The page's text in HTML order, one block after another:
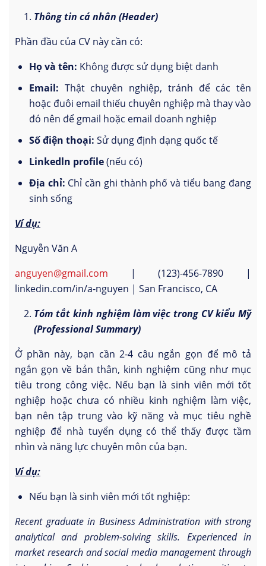
Thông tin cá nhân (Header)
Phần đầu của CV này cần có:
Họ và tên: Không được sử dụng biệt danh
Email: Thật chuyên nghiệp, tránh để các tên
hoặc đuôi email thiếu chuyên nghiệp mà thay vào
đó nên để gmail hoặc email doanh nghiệp
Số điện thoại: Sử dụng định dạng quốc tế
Linkedln profile(nếu có)
Địa chỉ: Chỉ cần ghi thành phố và tiểu bang đang
sinh sống
Ví dụ:
Nguyễn Văn A
anguyen@gmail.com | (123)-456-7890 |
linkedin.com/in/a-nguyen | San Francisco, CA
Tóm tắt kinh nghiệm làm việc trong CV kiểu Mỹ
(Professional Summary)
Ở phần này, bạn cần 2-4 câu ngắn gọn để mô tả
ngắn gọn về bản thân, kinh nghiệm cũng như mục
tiêu trong công việc. Nếu bạn là sinh viên mới tốt
nghiệp hoặc chưa có nhiều kinh nghiệm làm việc,
bạn nên tập trung vào kỹ năng và mục tiêu nghề
nghiệp để nhà tuyển dụng có thể thấy được tầm
nhìn và năng lực chuyên môn của bạn.
Ví dụ:
Nếu bạn là sinh viên mới tốt nghiệp:
Recent graduate in Business Administration with strong
analytical and problem-solving skills. Experienced in
market research and social media management through